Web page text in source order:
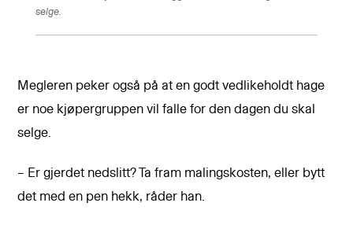
selge.
Megleren peker også på at en godt vedlikeholdt hage
er noe kjøpergruppen vil falle for den dagen du skal
selge.
– Er gjerdet nedslitt? Ta fram malingskosten, eller bytt
det med en pen hekk, råder han.